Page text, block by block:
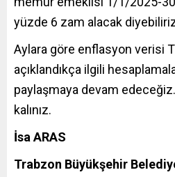
yüzde 6 zam alacak
Aylara göre enflasyon verisi
açıklandıkça ilgili
paylaşmaya devam
kalınız.
İsa ARAS
Trabzon Büyükşehir